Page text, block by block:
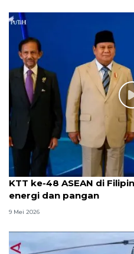
KTT ke-48 ASEAN di
energi dan pangan
9 Mei 2026